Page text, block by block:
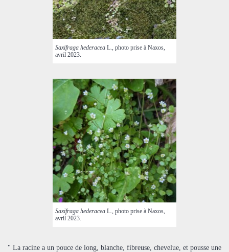
Saxifraga hederacea L., photo prise à Naxos,
avril 2023.
Saxifraga hederacea L., photo prise à Naxos,
avril 2023.
" La racine a un pouce de long, blanche, fibreuse, chevelue, et pousse une